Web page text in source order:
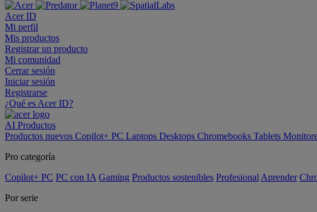
Acer ID
Mi perfil
Mis productos
Registrar un producto
Mi comunidad
Cerrar sesión
Iniciar sesión
Registrarse
¿Qué es Acer ID?
AI Productos
Productos nuevos Copilot+ PC Laptops Desktops Chromebooks Tablets
Pro categoría
Copilot+ PC PC con IA Gaming Productos sostenibles Profesional Aprender
Por serie